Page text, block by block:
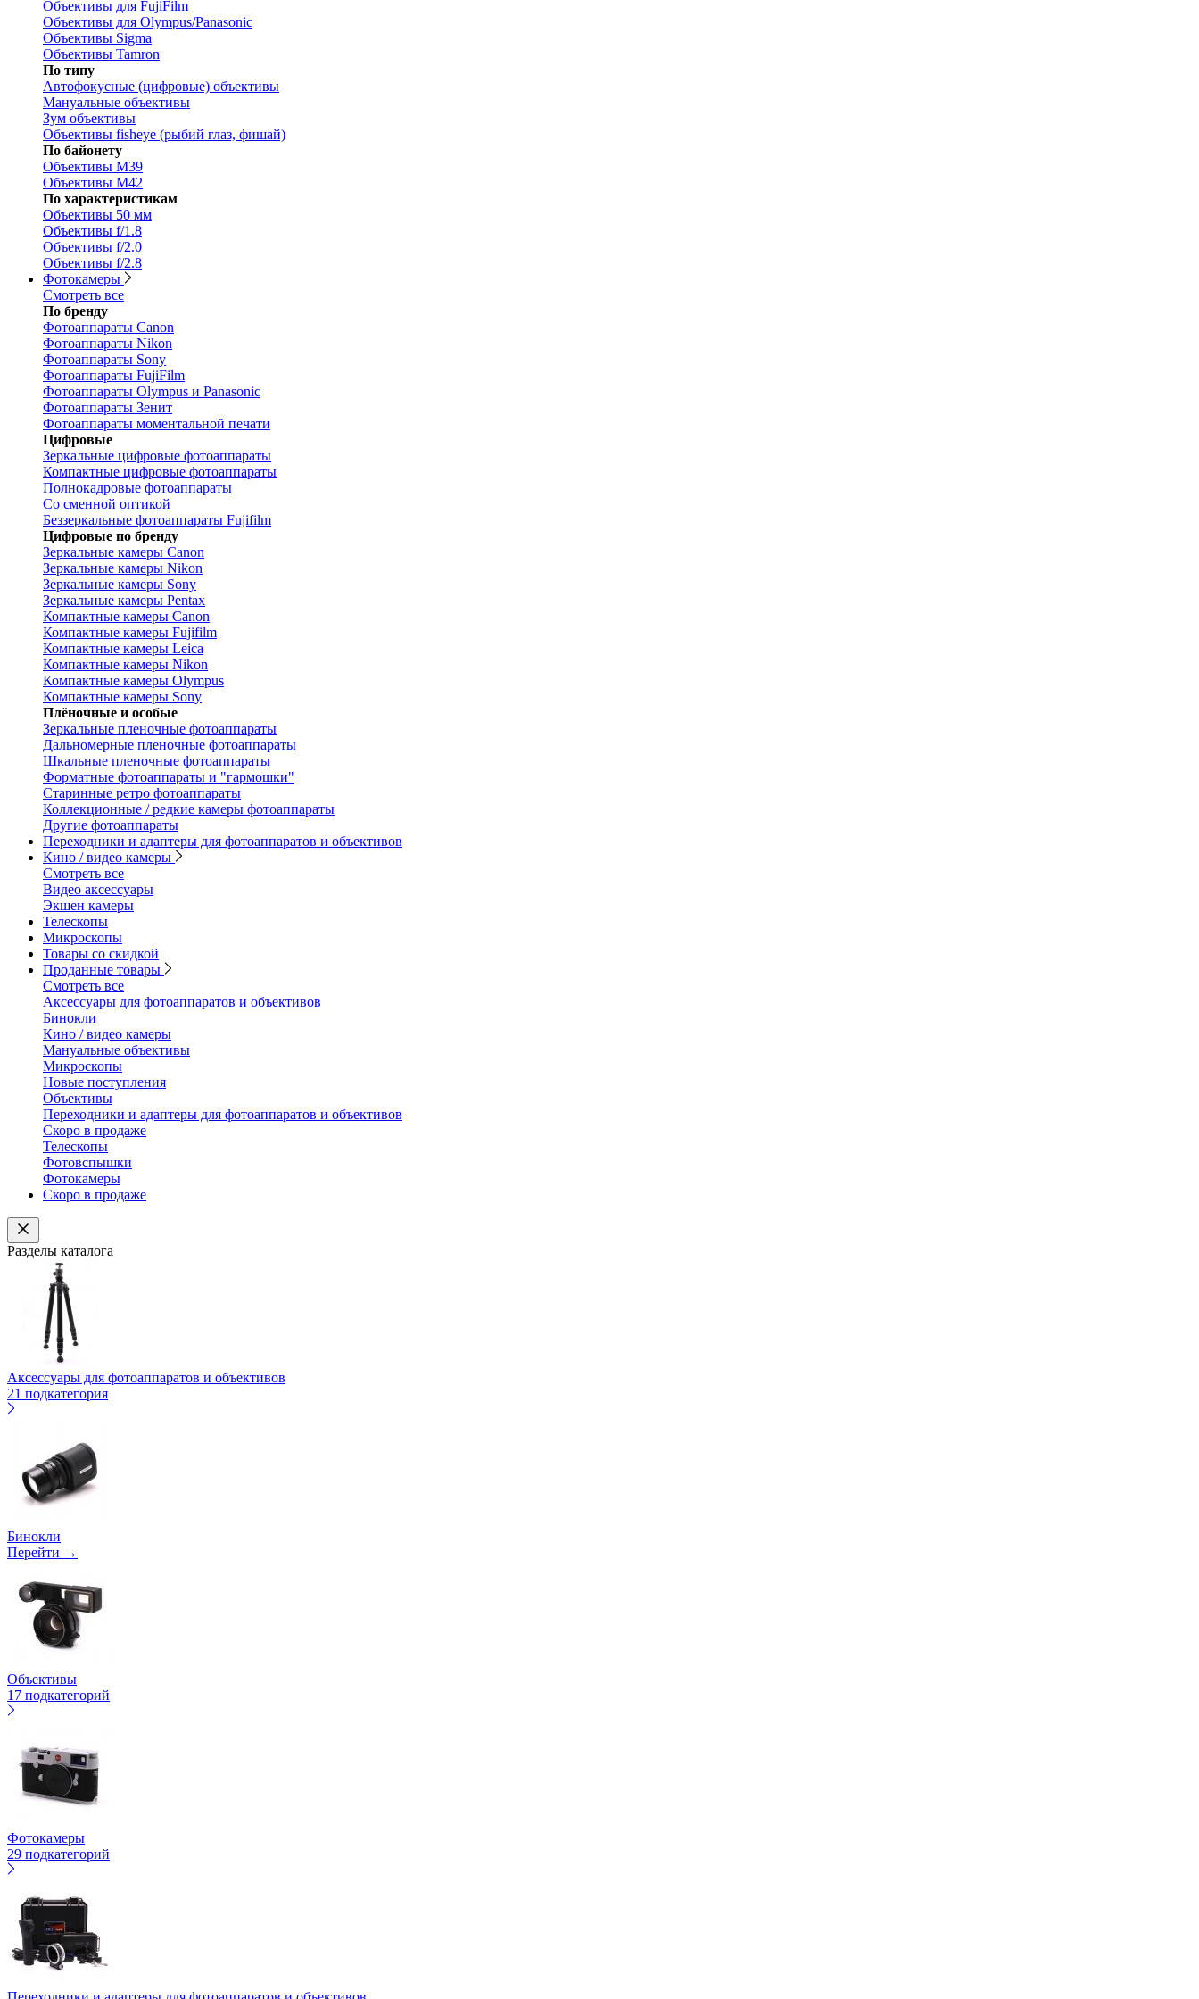
Объективы для FujiFilm
Объективы для Olympus/Panasonic
Объективы Sigma
Объективы Tamron
По типу
Автофокусные (цифровые) объективы
Мануальные объективы
Зум объективы
Объективы fisheye (рыбий глаз, фишай)
По байонету
Объективы M39
Объективы M42
По характеристикам
Объективы 50 мм
Объективы f/1.8
Объективы f/2.0
Объективы f/2.8
Фотокамеры
Смотреть все
По бренду
Фотоаппараты Canon
Фотоаппараты Nikon
Фотоаппараты Sony
Фотоаппараты FujiFilm
Фотоаппараты Olympus и Panasonic
Фотоаппараты Зенит
Фотоаппараты моментальной печати
Цифровые
Зеркальные цифровые фотоаппараты
Компактные цифровые фотоаппараты
Полнокадровые фотоаппараты
Со сменной оптикой
Беззеркальные фотоаппараты Fujifilm
Цифровые по бренду
Зеркальные камеры Canon
Зеркальные камеры Nikon
Зеркальные камеры Sony
Зеркальные камеры Pentax
Компактные камеры Canon
Компактные камеры Fujifilm
Компактные камеры Leica
Компактные камеры Nikon
Компактные камеры Olympus
Компактные камеры Sony
Плёночные и особые
Зеркальные пленочные фотоаппараты
Дальномерные пленочные фотоаппараты
Шкальные пленочные фотоаппараты
Форматные фотоаппараты и "гармошки"
Старинные ретро фотоаппараты
Коллекционные / редкие камеры фотоаппараты
Другие фотоаппараты
Переходники и адаптеры для фотоаппаратов и объективов
Кино / видео камеры
Смотреть все
Видео аксессуары
Экшен камеры
Телескопы
Микроскопы
Товары со скидкой
Проданные товары
Смотреть все
Аксессуары для фотоаппаратов и объективов
Бинокли
Кино / видео камеры
Мануальные объективы
Микроскопы
Новые поступления
Объективы
Переходники и адаптеры для фотоаппаратов и объективов
Скоро в продаже
Телескопы
Фотовспышки
Фотокамеры
Скоро в продаже
Разделы каталога
Аксессуары для фотоаппаратов и объективов
21 подкатегория
Бинокли
Перейти →
Объективы
17 подкатегорий
Фотокамеры
29 подкатегорий